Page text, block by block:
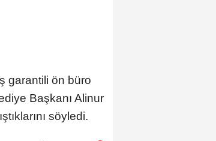
garantili ön büro
Başkanı Alinur
söyledi.